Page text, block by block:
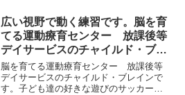
そしてマットに両手をつき、頭もつけて
前転の準備姿勢になります。...
広い視野で動く練習です。脳を育
てる運動療育センター 放課後等
デイサービスのチャイルド・ブレ
イン
脳を育てる運動療育センター 放課後等
デイサービスのチャイルド・ブレインで
す。子ども達の好きな遊びのサッカー